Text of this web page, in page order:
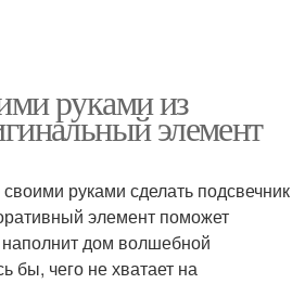
руками из
элемент
руками сделать подсвечник
элемент поможет
дом волшебной
бы, чего не хватает на